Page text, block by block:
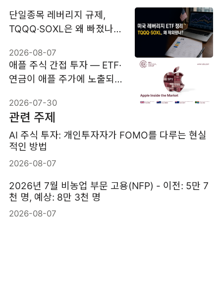
단일종목 레버리지 규제,
TQQQ·SOXL은 왜 빠졌나?
2026-08-07
애플 주식 간접 투자 — ETF·
연금이 애플 주가에 노출되
2026-07-30
관련 주제
AI 주식 투자: 개인투자자가 FOMO를 다루는 현실
적인 방법
2026-08-07
2026년 7월 비농업 부문 고용(NFP) - 이전: 5만 7
천 명, 예상: 8만 3천 명
2026-08-07